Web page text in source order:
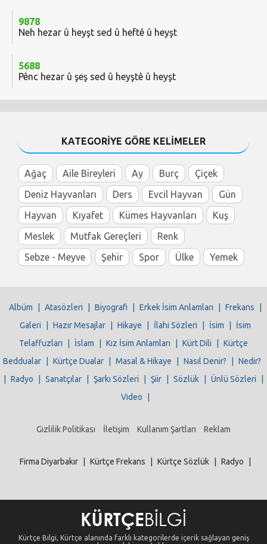
9878
Neh hezar û heyşt sed û heftê û heyşt
5688
Pênc hezar û şeş sed û heyştê û heyşt
KATEGORİYE GÖRE KELİMELER
Ağaç Aile Bireyleri Ay Burç
Çiçek
Deniz Hayvanları
Ders Evcil Hayvan
Gün
Hayvan
Kıyafet Kümes Hayvanları
Kuş
Meslek
Mutfak Gereçleri
Renk
Sebze - Meyve
Şehir Spor Ülke Yemek
Albüm Atasözleri Biyografi Erkek İsim Anlamları Frekans
Galeri
Hazır Mesajlar Hikaye İlahi Sözleri İsim
İsim
Telaffuzları
İslam Kız İsim Anlamları Kürt Dili
Kürtçe
Beddualar
Kürtçe Dualar Masal & Hikaye Nasıl Denir?
Nedir?
Radyo Sanatçılar Şarkı Sözleri Şiir Sözlük Ünlü Sözleri
Video
Gizlilik Politikası İletişim Kullanım Şartları Reklam
Firma Diyarbakır Kürtçe Frekans Kürtçe Sözlük Radyo
Kürtçe Bilgi, Kürtçe alanında farklı kategorilerde içerik sağlayan geniş